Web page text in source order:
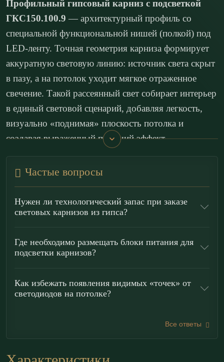
Профильный гипсовый карниз с подсветкой
ГКС150.100.9 — архитектурный профиль со
специальной функциональной нишей (полкой) под
LED-ленту. Точная геометрия карниза формирует
аккуратную световую линию: источник света скрыт
в пазу, а на потолок уходит мягкое отраженное
свечение. Такой рассеянный свет собирает интерьер
в единый световой сценарий, добавляя легкость,
визуально «поднимая» плоскость потолка и
создавая выраженный парящий эффект.
хай-тек
минимализм
пространство без перегородок, задавать контурный
подсветку и создавать интимную атмосферу в
спальне или гостиной. Конструкция рассчитана на
стабильности светового потока и аккуратного
направления света.
Преимущества гипсовых световых
карнизов «ЭКОЛЕПНИНА»
Частые вопросы
Нужен ли технологический запас при заказе
световых карнизов из гипса?
Где необходимо размещать блоки питания для
подсветки карнизов?
Как избежать появления видимых «точек» от
светодиодов на потолке?
Все ответы